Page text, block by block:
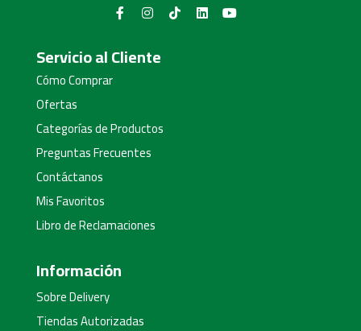
Servicio al Cliente
Cómo Comprar
Ofertas
Categorías de Productos
Preguntas Frecuentes
Contáctanos
Mis Favoritos
Libro de Reclamaciones
Información
Sobre Delivery
Tiendas Autorizadas